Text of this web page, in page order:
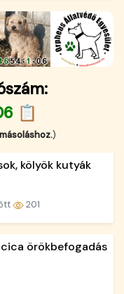
📋
)
kölyök kutyák
201
örökbefogadás